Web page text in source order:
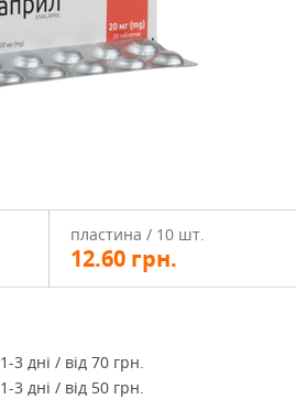
пластина / 10 шт.
12.60 грн.
1-3 дні / від 70 грн.
1-3 дні / від 50 грн.